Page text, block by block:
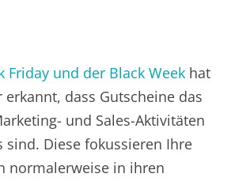
Friday und der Black Week hat
dass Gutscheine das
und Sales-Aktivitäten
sind. Diese fokussieren Ihre
normalerweise in ihren